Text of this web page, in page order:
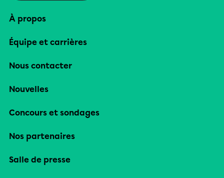
À propos
Équipe et carrières
Nous contacter
Nouvelles
Concours et sondages
Nos partenaires
Salle de presse